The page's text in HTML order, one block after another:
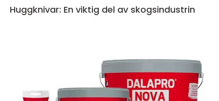
Huggknivar: En viktig del av skogsindustrin